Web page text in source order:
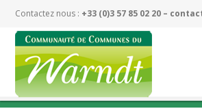
Contactez nous : +33 (0)3 57 85 02 20 –